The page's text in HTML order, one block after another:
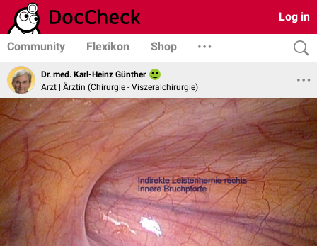
Log in
Community Flexikon Shop
Dr. med. Karl-Heinz Günther
Arzt | Ärztin (Chirurgie - Viszeralchirurgie)